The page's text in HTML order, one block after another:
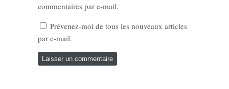
commentaires par e-mail.
Prévenez-moi de tous les nouveaux articles
par e-mail.